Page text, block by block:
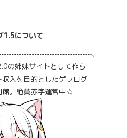
1.5について
の姉妹サイトとして作ら
入を目的としたゲヲログ
館。絶賛赤字運営中☆